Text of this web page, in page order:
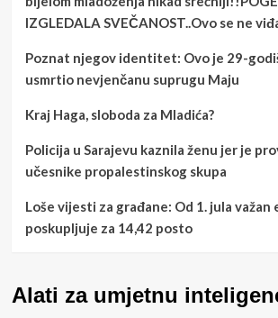
IZGLEDALA SVEČANOST..Ovo se ne
Poznat njegov identitet: Ovo je 29-
usmrtio nevjenčanu suprugu Maju
Kraj Haga, sloboda za Mladića?
Policija u Sarajevu kaznila ženu jer je
učesnike propalestinskog skupa
Loše vijesti za građane: Od 1. jula
poskupljuje za 14,42 posto
Alati za umjetnu